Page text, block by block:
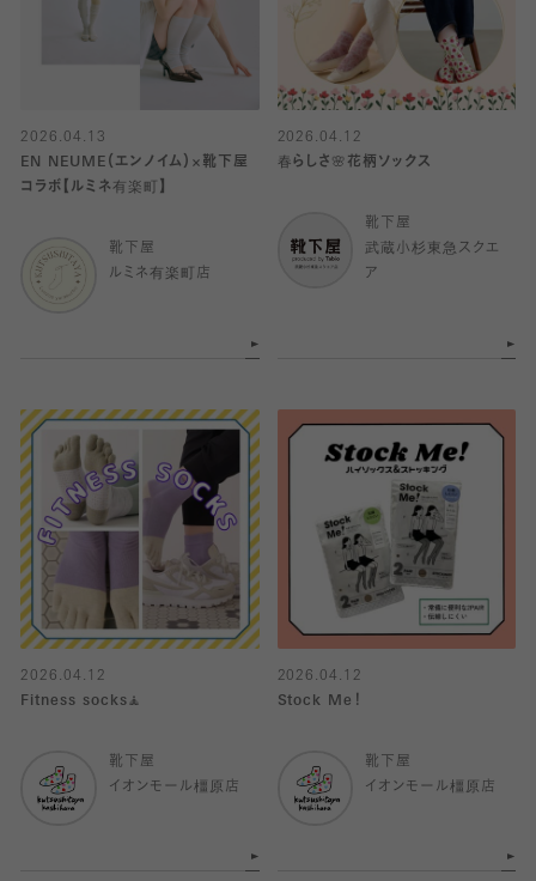
2026.04.13
EN NEUME（エンノイム）×靴下屋
コラボ【ルミネ有楽町】
靴下屋
ルミネ有楽町店
2026.04.12
春らしさ🌸花柄ソックス
靴下屋
武蔵小杉東急スクエ
ア
2026.04.12
Fitness socks🧘
靴下屋
イオンモール橿原店
2026.04.12
Stock Me！
靴下屋
イオンモール橿原店